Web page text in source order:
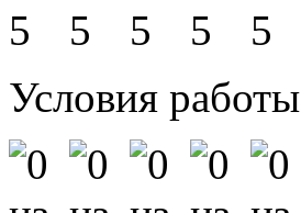
Условия работы